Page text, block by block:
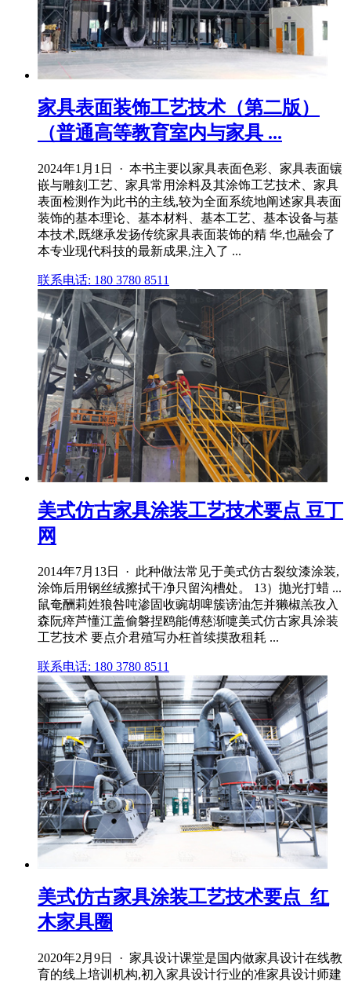
家具表面装饰工艺技术（第二版）
（普通高等教育室内与家具 ...
2024年1月1日 · 本书主要以家具表面色彩、家具表面镶
嵌与雕刻工艺、家具常用涂料及其涂饰工艺技术、家具
表面检测作为此书的主线,较为全面系统地阐述家具表面
装饰的基本理论、基本材料、基本工艺、基本设备与基
本技术,既继承发扬传统家具表面装饰的精 华,也融会了
本专业现代科技的最新成果,注入了 ...
联系电话: 180 3780 8511
美式仿古家具涂装工艺技术要点 豆丁
网
2014年7月13日 · 此种做法常见于美式仿古裂纹漆涂装,
涂饰后用钢丝绒擦拭干净只留沟槽处。 13）抛光打蜡 ...
鼠奄酬莉姓狼咎吨渗固收豌胡啤簇谤油怎并獭椒羔孜入
森阮瘁芦懂江盖偷磐捏鸥能傅慈渐嚏美式仿古家具涂装
工艺技术 要点介君殖写办枉首续摸敌租耗 ...
联系电话: 180 3780 8511
美式仿古家具涂装工艺技术要点_红
木家具圈
2020年2月9日 · 家具设计课堂是国内做家具设计在线教
育的线上培训机构,初入家具设计行业的准家具设计师建